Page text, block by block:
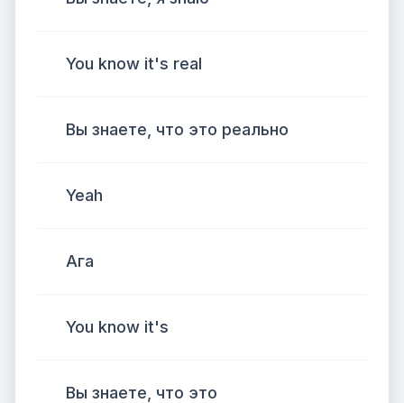
You know it's real
Вы знаете, что это реально
Yeah
Ага
You know it's
Вы знаете, что это